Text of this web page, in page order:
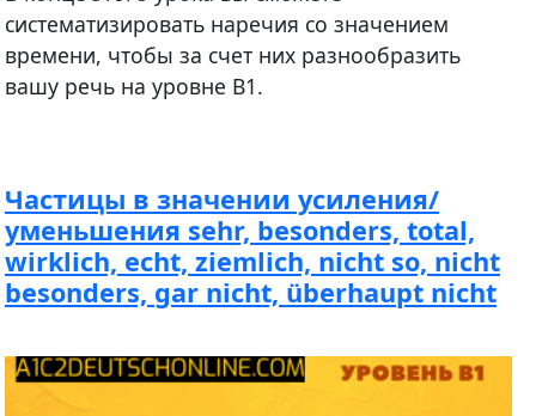
систематизировать наречия со значением
времени, чтобы за счет них разнообразить
вашу речь на уровне B1.
Частицы в значении усиления/
уменьшения sehr, besonders, total,
wirklich, echt, ziemlich, nicht so, nicht
besonders, gar nicht, überhaupt nicht